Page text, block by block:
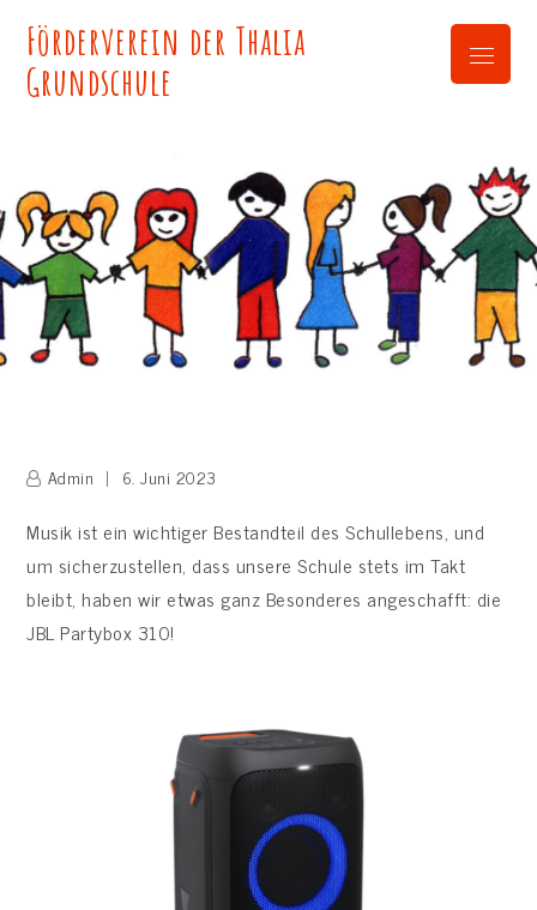
content
Förderverein der Thalia
Grundschule
Menu
Admin 6. Juni 2023
Musik ist ein wichtiger Bestandteil des Schullebens, und
um sicherzustellen, dass unsere Schule stets im Takt
bleibt, haben wir etwas ganz Besonderes angeschafft: die
JBL Partybox 310!